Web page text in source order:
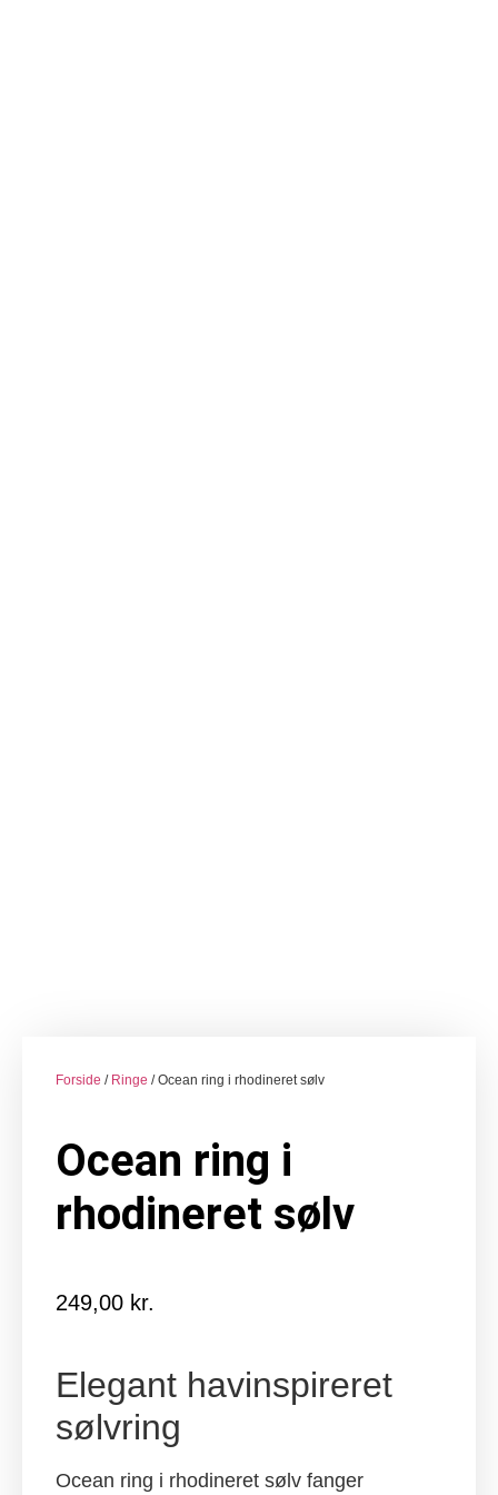
Forside / Ringe / Ocean ring i rhodineret sølv
Ocean ring i
rhodineret sølv
249,00 kr.
Elegant havinspireret
sølvring
Ocean ring i rhodineret sølv fanger